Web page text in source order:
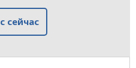
сейчас